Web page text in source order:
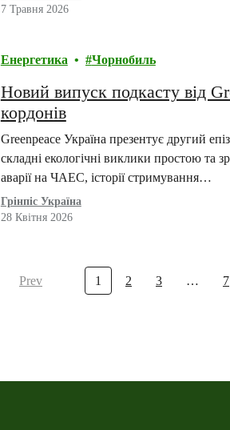
7 Травня 2026
Енергетика Чорнобиль
Новий випуск подкасту від
кордонів
Greenpeace Україна презентує другий
складні екологічні виклики простою
аварії на ЧАЕС, історії стримування…
Грінпіс Україна
28 Квітня 2026
Prev 1 2 3 … 7